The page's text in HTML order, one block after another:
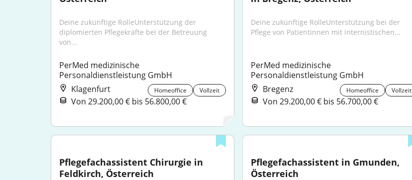
Deine zukünftige RolleUnterstützung der
diplomierten Pflegekräfte bei der Betreuung
von...
PerMed medizinische
Personaldienstleistung GmbH
Klagenfurt
Homeoffice Vollzeit
Von 29.200,00 € bis 56.800,00 €
Deine zukünftige RolleUnterstützung bei der
Pflege von Patientinnen mit internistischen...
PerMed medizinische
Personaldienstleistung GmbH
Bregenz
Homeoffice Vollzeit
Von 29.200,00 € bis 56.700,00 €
Pflegefachassistent Chirurgie in
Feldkirch, Österreich
Pflegefachassistent in Gmunden,
Österreich